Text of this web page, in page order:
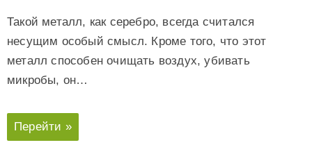
Такой металл, как серебро, всегда считался
несущим особый смысл. Кроме того, что этот
металл способен очищать воздух, убивать
микробы, он…
Перейти »